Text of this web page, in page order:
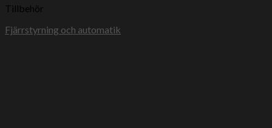
Tillbehör
Fjärrstyrning och automatik